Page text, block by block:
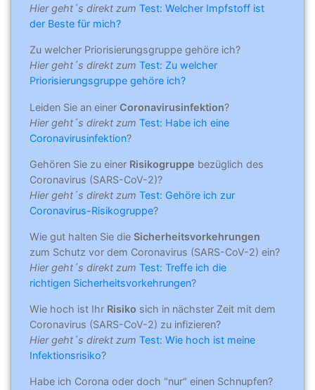
Hier geht´s direkt zum Test: Welcher Impfstoff ist
der Beste für mich?
Zu welcher Priorisierungsgruppe gehöre ich?
Hier geht´s direkt zum Test: Zu welcher
Priorisierungsgruppe gehöre ich?
Leiden Sie an einer Coronavirusinfektion?
Hier geht´s direkt zum Test: Habe ich eine
Coronavirusinfektion?
Gehören Sie zu einer Risikogruppe bezüglich des
Coronavirus (SARS-CoV-2)?
Hier geht´s direkt zum Test: Gehöre ich zur
Coronavirus-Risikogruppe?
Wie gut halten Sie die Sicherheitsvorkehrungen
zum Schutz vor dem Coronavirus (SARS-CoV-2) ein?
Hier geht´s direkt zum Test: Treffe ich die
richtigen Sicherheitsvorkehrungen?
Wie hoch ist Ihr Risiko sich in nächster Zeit mit dem
Coronavirus (SARS-CoV-2) zu infizieren?
Hier geht´s direkt zum Test: Wie hoch ist meine
Infektionsrisiko?
Habe ich Corona oder doch "nur" einen Schnupfen?